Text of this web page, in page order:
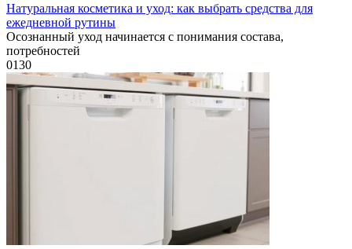
Натуральная косметика и уход: как выбрать средства для
ежедневной рутины
Осознанный уход начинается с понимания состава,
потребностей
0130